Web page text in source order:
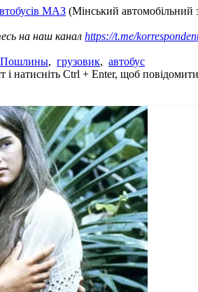
МАЗ (Мінський автомобільний
на наш канал https://t.me/
Пошлины, грузовик, автобус
і натисніть Ctrl + Enter, щоб